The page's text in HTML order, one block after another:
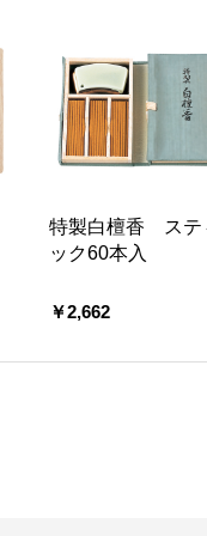
特製白檀香 ステ
ック60本入
￥2,662